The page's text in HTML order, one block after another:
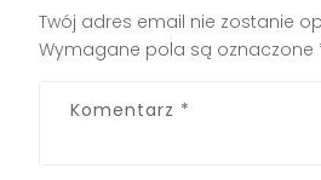
Twój adres email nie zostanie
Wymagane pola są oznaczone